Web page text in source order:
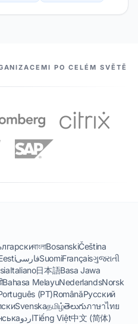
PO CELÉM SVĚTĚ
বাংলাBosanskiČeština
فارسیSuomiFrançaisગુજરાતી
Italiano日本語Basa Jawa
Bahasa MelayuNederlandsNorsk
(PT)RomânăРусский
Svenskaதமிழ்తెలుగుภาษาไทย
اردوTiếng Việt中文 (简体)